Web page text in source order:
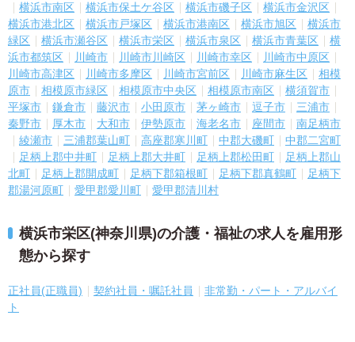
横浜市南区
横浜市保土ケ谷区 横浜市磯子区
横浜市金沢区
横浜市港北区
横浜市戸塚区 横浜市港南区 横浜市旭区
横浜市
緑区
横浜市瀬谷区 横浜市栄区 横浜市泉区 横浜市青葉区
横
浜市都筑区
川崎市 川崎市川崎区 川崎市幸区
川崎市中原区
川崎市高津区
川崎市多摩区 川崎市宮前区 川崎市麻生区
相模
原市
相模原市緑区 相模原市中央区 相模原市南区
横須賀市
平塚市
鎌倉市 藤沢市 小田原市 茅ヶ崎市 逗子市
三浦市
秦野市
厚木市 大和市 伊勢原市 海老名市 座間市
南足柄市
綾瀬市
三浦郡葉山町 高座郡寒川町 中郡大磯町
中郡二宮町
足柄上郡中井町
足柄上郡大井町 足柄上郡松田町
足柄上郡山
北町
足柄上郡開成町 足柄下郡箱根町 足柄下郡真鶴町
足柄下
郡湯河原町
愛甲郡愛川町 愛甲郡清川村
横浜市栄区(神奈川県)の介護・福祉の求人を雇用形
態から探す
正社員(正職員) 契約社員・嘱託社員
非常勤・パート・アルバイ
ト